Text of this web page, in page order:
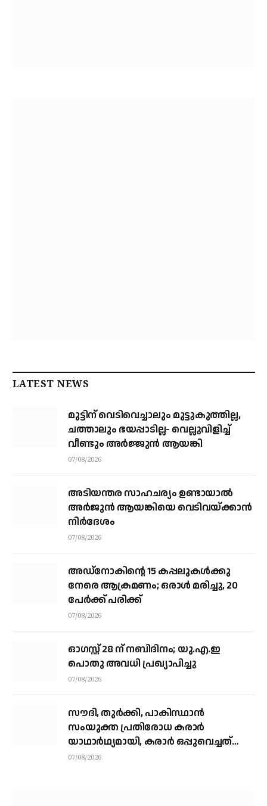
LATEST NEWS
മുട്ടിന് വെടിവെച്ചാലും മുട്ടുകുത്തില്ല,
ചത്താലും ഭയപ്പാടില്ല- വെല്ലുവിളിച്ച്
വീണ്ടും അർജ്ജുൻ ആയങ്കി
07/08/2026
അടിയന്തര സാഹചര്യം ഉണ്ടായാല്‍
അര്‍ജുന്‍ ആയങ്കിയെ വെടിവയ്ക്കാന്‍
നിര്‍ദേശം
07/08/2026
അഡ്നോകിന്റെ 15 കപ്പലുകള്‍ക്കു
നേരെ ആക്രമണം; ഒരാള്‍ മരിച്ചു, 20
പേര്‍ക്ക് പരിക്ക്
07/08/2026
ഓഗസ്റ്റ് 28 ന് നബിദിനം; യു.എ.ഇ
പൊതു അവധി പ്രഖ്യാപിച്ചു
07/08/2026
സൗദി, തുര്‍ക്കി, പാകിസ്ഥാന്‍
സംയുക്ത പ്രതിരോധ കരാര്‍
യാഥാര്‍ഥ്യമായി, കരാര്‍ ഒപ്പുവെച്ചത്
വിശുദ്ധ ഹറമിന്റെ ചാരത്ത്
07/08/2026